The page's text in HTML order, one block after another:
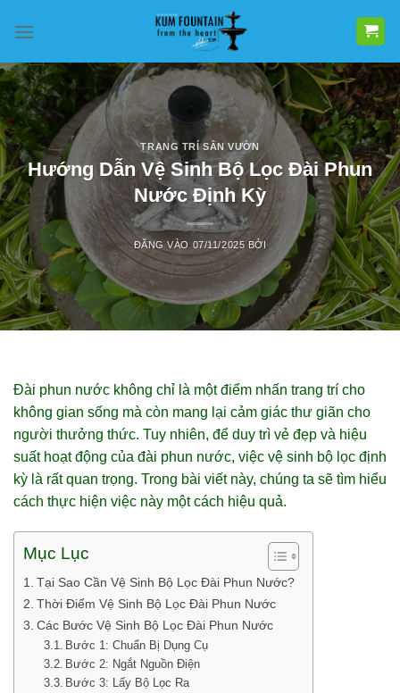
qua
dung
TRANG TRÍ SÂN VƯỜN
Hướng Dẫn Vệ Sinh Bộ Lọc Đài Phun
Nước Định Kỳ
ĐĂNG VÀO 07/11/2025 BỞI
Đài phun nước không chỉ là một điểm nhấn trang trí cho
không gian sống mà còn mang lại cảm giác thư giãn cho
người thưởng thức. Tuy nhiên, để duy trì vẻ đẹp và hiệu
suất hoạt động của đài phun nước, việc vệ sinh bộ lọc định
kỳ là rất quan trọng. Trong bài viết này, chúng ta sẽ tìm hiểu
cách thực hiện việc này một cách hiệu quả.
Mục Lục
Tại Sao Cần Vệ Sinh Bộ Lọc Đài Phun Nước?
Thời Điểm Vệ Sinh Bộ Lọc Đài Phun Nước
Các Bước Vệ Sinh Bộ Lọc Đài Phun Nước
Bước 1: Chuẩn Bị Dụng Cụ
Bước 2: Ngắt Nguồn Điện
Bước 3: Lấy Bộ Lọc Ra